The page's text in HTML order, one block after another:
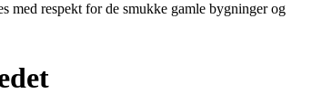
med respekt for de smukke gamle bygninger og